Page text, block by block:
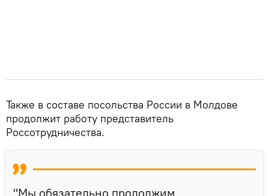
Также в составе посольства России в Молдове
продолжит работу представитель
Россотрудничества.
"Мы обязательно продолжим